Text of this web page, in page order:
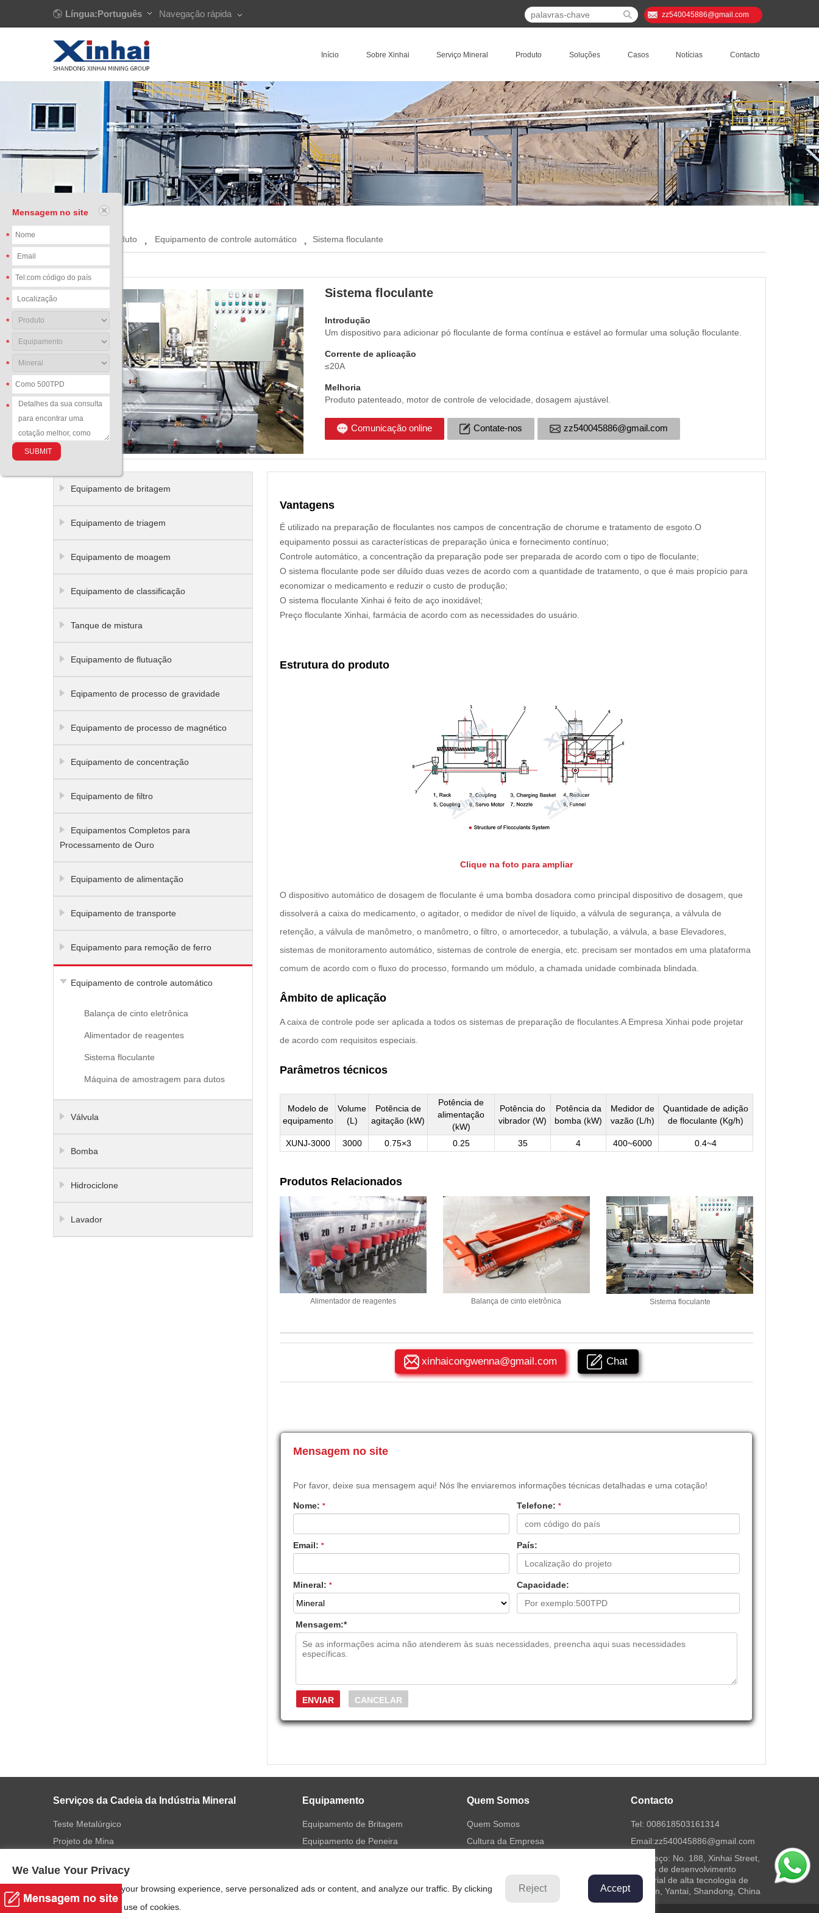
Língua:Português Navegação rápida zz540045886@gmail.com
Contacto
Notícias
Casos
Soluções
Produto
Serviço Mineral
Sobre Xinhai
Início
Produto Equipamento de controle automático Sistema floculante
Sistema floculante
Introdução
Um dispositivo para adicionar pó floculante de forma contínua e estável ao formular uma solução floculante.
Corrente de aplicação
≤20A
Melhoria
Produto patenteado, motor de controle de velocidade, dosagem ajustável.
Comunicação online Contate-nos zz540045886@gmail.com
Vantagens
É utilizado na preparação de floculantes nos campos de concentração de chorume e tratamento de esgoto.O
equipamento possui as características de preparação única e fornecimento contínuo;
Controle automático, a concentração da preparação pode ser preparada de acordo com o tipo de floculante;
O sistema floculante pode ser diluído duas vezes de acordo com a quantidade de tratamento, o que é mais propício para
economizar o medicamento e reduzir o custo de produção;
O sistema floculante Xinhai é feito de aço inoxidável;
Preço floculante Xinhai, farmácia de acordo com as necessidades do usuário.
Estrutura do produto
Clique na foto para ampliar
O dispositivo automático de dosagem de floculante é uma bomba dosadora como principal dispositivo de dosagem, que
dissolverá a caixa do medicamento, o agitador, o medidor de nível de líquido, a válvula de segurança, a válvula de
retenção, a válvula de manômetro, o manômetro, o filtro, o amortecedor, a tubulação, a válvula, a base Elevadores,
sistemas de monitoramento automático, sistemas de controle de energia, etc. precisam ser montados em uma plataforma
comum de acordo com o fluxo do processo, formando um módulo, a chamada unidade combinada blindada.
Âmbito de aplicação
A caixa de controle pode ser aplicada a todos os sistemas de preparação de floculantes.A Empresa Xinhai pode projetar
de acordo com requisitos especiais.
Parâmetros técnicos
Modelo de
equipamento
Volume
(L)
Potência de
agitação (kW)
Potência de
alimentação
(kW)
Potência do
vibrador (W)
Potência da
bomba (kW)
Medidor de
vazão (L/h)
Quantidade de adição
de floculante (Kg/h)
XUNJ-3000 3000 0.75×3 0.25 35 4 400~6000 0.4~4
Produtos Relacionados
Alimentador de reagentes Balança de cinto eletrônica Sistema floculante
xinhaicongwenna@gmail.com Chat
Mensagem no site
Por favor, deixe sua mensagem aqui! Nós lhe enviaremos informações técnicas detalhadas e uma cotação!
Nome: * Telefone: *
Email: * País:
Mineral: * Capacidade:
Mensagem:*
Equipamento de britagem
Equipamento de triagem
Equipamento de moagem
Equipamento de classificação
Tanque de mistura
Equipamento de flutuação
Eqipamento de processo de gravidade
Equipamento de processo de magnético
Equipamento de concentração
Equipamento de filtro
Equipamentos Completos para
Processamento de Ouro
Equipamento de alimentação
Equipamento de transporte
Equipamento para remoção de ferro
Equipamento de controle automático
Balança de cinto eletrônica
Alimentador de reagentes
Sistema floculante
Máquina de amostragem para dutos
Válvula
Bomba
Hidrociclone
Lavador
Mensagem no site
*
*
*
*
*
*
*
*
*
Serviços da Cadeia da Indústria Mineral
Teste Metalúrgico
Projeto de Mina
Instalação
Padrão Alcançada
Equipamento
Equipamento de Britagem
Equipamento de Peneira
Equipamento de Flotação
Quem Somos
Quem Somos
Cultura da Empresa
Contacto
Tel: 008618503161314
Email:zz540045886@gmail.com
Endereço: No. 188, Xinhai Street,
distrito de desenvolvimento
industrial de alta tecnologia de
Fushan, Yantai, Shandong, China
We Value Your Privacy
We use cookies to enhance your browsing experience, serve personalized ads or content, and analyze our traffic. By clicking
"Accept", you consent to our use of cookies.
Reject Accept